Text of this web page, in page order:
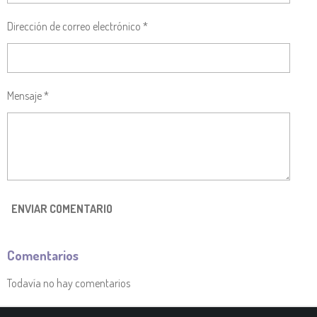
Dirección de correo electrónico *
Mensaje *
ENVIAR COMENTARIO
Comentarios
Todavía no hay comentarios